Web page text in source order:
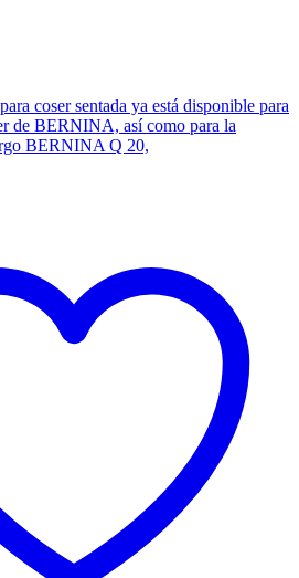
coser sentada ya está disponible para
de BERNINA, así como para la
BERNINA Q 20,